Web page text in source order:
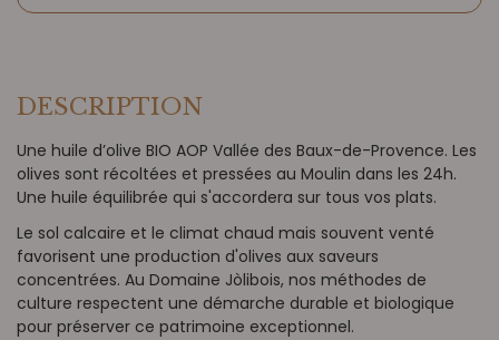
DESCRIPTION
Une huile d’olive BIO AOP Vallée des Baux-de-Provence. Les
olives sont récoltées et pressées au Moulin dans les 24h.
Une huile équilibrée qui s'accordera sur tous vos plats.
Le sol calcaire et le climat chaud mais souvent venté
favorisent une production d'olives aux saveurs
concentrées. Au Domaine Jòlibois, nos méthodes de
culture respectent une démarche durable et biologique
pour préserver ce patrimoine exceptionnel.